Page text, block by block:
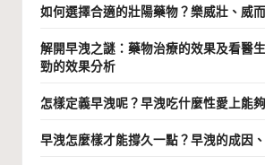
如何選擇合適的壯陽藥物？樂威壯、威
解開早洩之謎：藥物治療的效果及看醫
勁的效果分析
怎樣定義早洩呢？早洩吃什麼性愛上能
早洩怎麼樣才能撐久一點？早洩的成因